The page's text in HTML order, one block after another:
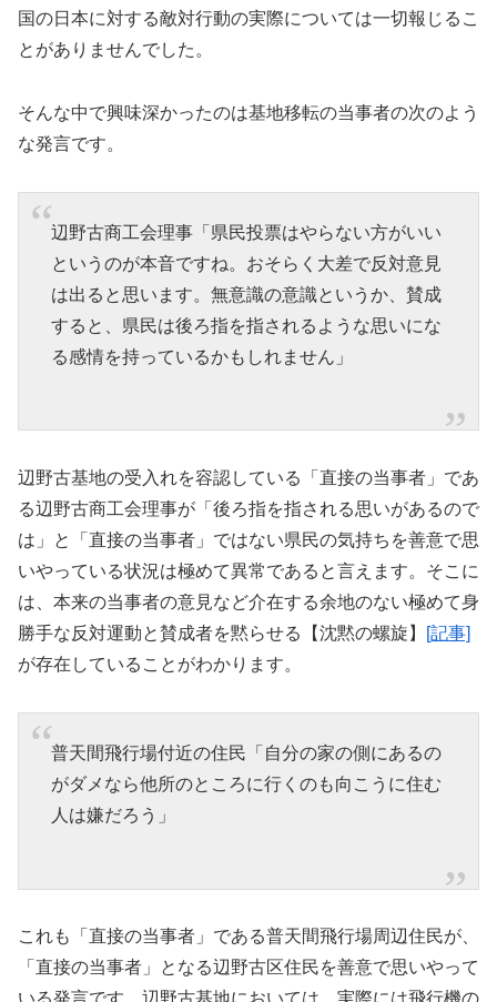
国の日本に対する敵対行動の実際については一切報じるこ
とがありませんでした。
そんな中で興味深かったのは基地移転の当事者の次のよう
な発言です。
辺野古商工会理事「県民投票はやらない方がいい
というのが本音ですね。おそらく大差で反対意見
は出ると思います。無意識の意識というか、賛成
すると、県民は後ろ指を指されるような思いにな
る感情を持っているかもしれません」
辺野古基地の受入れを容認している「直接の当事者」であ
る辺野古商工会理事が「後ろ指を指される思いがあるので
は」と「直接の当事者」ではない県民の気持ちを善意で思
いやっている状況は極めて異常であると言えます。そこに
は、本来の当事者の意見など介在する余地のない極めて身
勝手な反対運動と賛成者を黙らせる【沈黙の螺旋】
[記事]
が存在していることがわかります。
普天間飛行場付近の住民「自分の家の側にあるの
がダメなら他所のところに行くのも向こうに住む
人は嫌だろう」
これも「直接の当事者」である普天間飛行場周辺住民が、
「直接の当事者」となる辺野古区住民を善意で思いやって